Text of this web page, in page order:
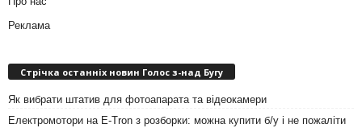
Реклама
Стрічка останніх новин Голос з-над Бугу
Як вибрати штатив для фотоапарата та відеокамери
Електромотори на E-Tron з розборки: можна купити б/у і не пожаліти